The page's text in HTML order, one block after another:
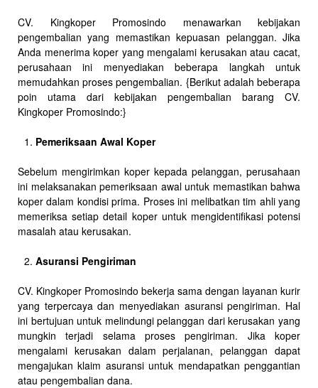
CV. Kingkoper Promosindo menawarkan kebijakan
pengembalian yang memastikan kepuasan pelanggan. Jika
Anda menerima koper yang mengalami kerusakan atau cacat,
perusahaan ini menyediakan beberapa langkah untuk
memudahkan proses pengembalian. {Berikut adalah beberapa
poin utama dari kebijakan pengembalian barang CV.
Kingkoper Promosindo:}
Pemeriksaan Awal Koper
Sebelum mengirimkan koper kepada pelanggan, perusahaan
ini melaksanakan pemeriksaan awal untuk memastikan bahwa
koper dalam kondisi prima. Proses ini melibatkan tim ahli yang
memeriksa setiap detail koper untuk mengidentifikasi potensi
masalah atau kerusakan.
Asuransi Pengiriman
CV. Kingkoper Promosindo bekerja sama dengan layanan kurir
yang terpercaya dan menyediakan asuransi pengiriman. Hal
ini bertujuan untuk melindungi pelanggan dari kerusakan yang
mungkin terjadi selama proses pengiriman. Jika koper
mengalami kerusakan dalam perjalanan, pelanggan dapat
mengajukan klaim asuransi untuk mendapatkan penggantian
atau pengembalian dana.